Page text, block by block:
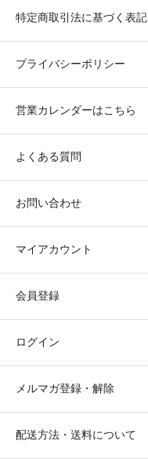
特定商取引法に基づく表記
プライバシーポリシー
営業カレンダーはこちら
よくある質問
お問い合わせ
マイアカウント
会員登録
ログイン
メルマガ登録・解除
配送方法・送料について